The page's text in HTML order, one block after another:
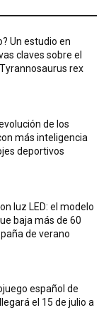
Un estudio en
claves sobre el
rex
de los
más inteligencia
deportivos
luz LED: el modelo
baja más de 60
de verano
español de
el 15 de julio a